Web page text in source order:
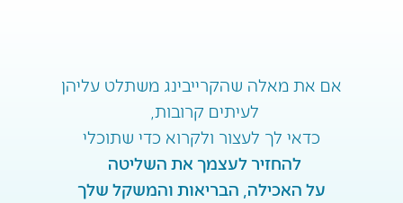
אם את מאלה שהקרייבינג משתלט עליהן
לעיתים קרובות,
כדאי לך לעצור ולקרוא כדי שתוכלי
להחזיר לעצמך את השליטה
על האכילה, הבריאות והמשקל שלך